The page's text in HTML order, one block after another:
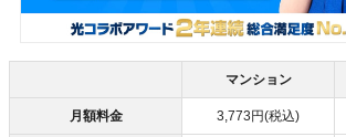
マンション
月額料金 3,773円(税込)